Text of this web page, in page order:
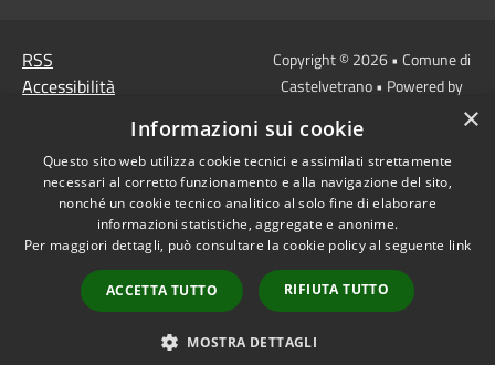
RSS
Accessibilità
Mappa del sito
Link
Protocollo Urbi Smart
Cedolino Online
Posta elettronica
ordinaria
Copyright © 2026 • Comune di
Castelvetrano • Powered by
redazione
×
Informazioni sui cookie
Questo sito web utilizza cookie tecnici e assimilati strettamente
necessari al corretto funzionamento e alla navigazione del sito,
nonché un cookie tecnico analitico al solo fine di elaborare
informazioni statistiche, aggregate e anonime.
Per maggiori dettagli, può consultare la cookie policy al seguente link
ACCETTA TUTTO RIFIUTA TUTTO
MOSTRA DETTAGLI